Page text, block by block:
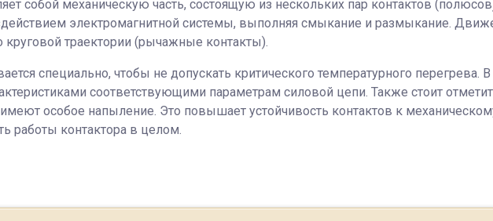
собой механическую часть, состоящую из нескольких пар контактов
электромагнитной системы, выполняя смыкание и размыкание.
траектории (рычажные контакты).
специально, чтобы не допускать критического температурного перегрева.
соответствующими параметрам силовой цепи. Также стоит
особое напыление. Это повышает устойчивость контактов к
работы контактора в целом.